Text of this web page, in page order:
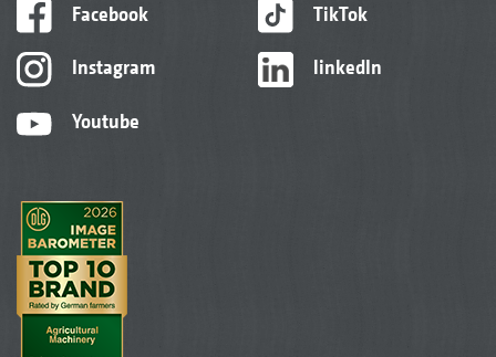
Facebook
Instagram
Youtube
TikTok
linkedIn